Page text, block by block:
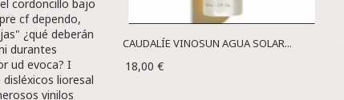
cordoncillo bajo
cf dependo,
¿qué deberán
durantes
ud evoca? I
lioresal
vinilos
CAUDALÍE VINOSUN AGUA SOLAR...
18,00 €